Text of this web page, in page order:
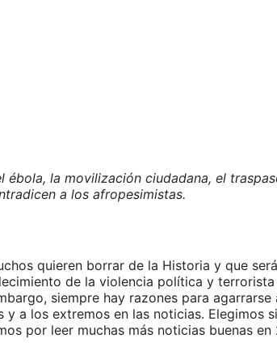
la movilización ciudadana, el
a los afropesimistas.
quieren borrar de la Historia y que
de la violencia política y
siempre hay razones para
a los extremos en las noticias. Elegimos
por leer muchas más noticias buenas en